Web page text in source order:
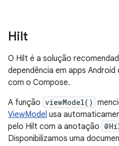
Hilt
O Hilt é a solução
dependência em apps
com o Compose.
A função viewModel()
ViewModel usa
pelo Hilt com a anotação
Disponibilizamos uma